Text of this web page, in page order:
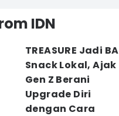
IDN
TREASURE Jadi BA
Snack Lokal, Ajak
Gen Z Berani
Upgrade Diri
dengan Cara